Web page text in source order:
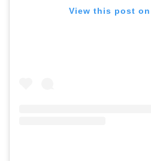
View this post